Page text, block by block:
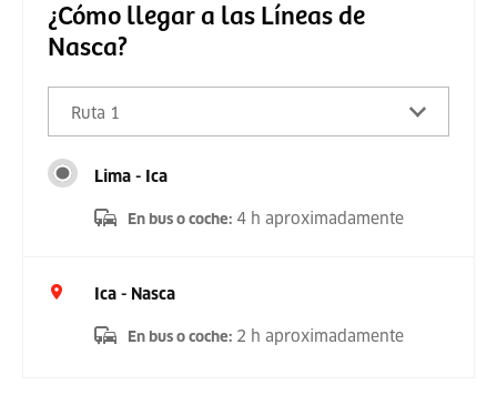
¿Cómo llegar a las Líneas de
Nasca?
Ruta 1
Lima - Ica
En bus o coche: 4 h aproximadamente
Ica - Nasca
En bus o coche: 2 h aproximadamente